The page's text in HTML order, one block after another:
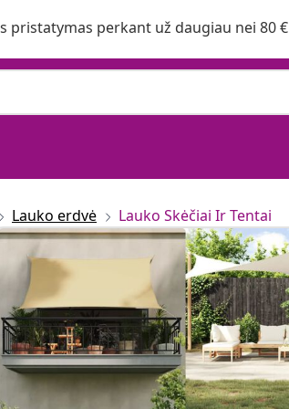
pristatymas perkant už daugiau nei 80 €
Lauko erdvė Lauko Skėčiai Ir Tentai